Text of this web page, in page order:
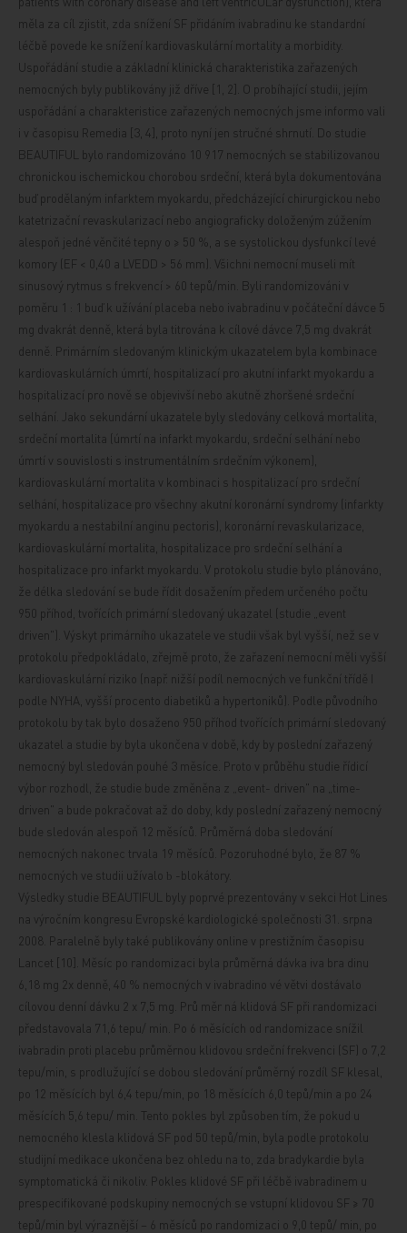
měla za cíl zjistit, zda snížení SF přidáním ivabradinu ke standardní
léčbě povede ke snížení kardiovaskulární mortality a morbidity.
Uspořádání studie a základní klinická charakteristika zařazených
nemocných byly publikovány již dříve [1, 2]. O probíhající studii, jejím
uspořádání a charakteristice zařazených nemocných jsme informo vali
i v časopisu Remedia [3, 4], proto nyní jen stručné shrnutí. Do studie
BEAUTIFUL bylo randomizováno 10 917 nemocných se stabilizovanou
chronickou ischemickou chorobou srdeční, která byla dokumentována
buď prodělaným infarktem myokardu, předcházející chirurgickou nebo
katetrizační revaskularizací nebo angiograficky doloženým zúžením
alespoň jedné věnčité tepny o ≥ 50 %, a se systolickou dysfunkcí levé
komory (EF < 0,40 a LVEDD > 56 mm). Všichni nemocní museli mít
sinusový rytmus s frekvencí > 60 tepů/min. Byli randomizováni v
poměru 1 : 1 buď k užívání placeba nebo ivabradinu v počáteční dávce 5
mg dvakrát denně, která byla titrována k cílové dávce 7,5 mg dvakrát
denně. Primárním sledovaným klinickým ukazatelem byla kombinace
kardiovaskulárních úmrtí, hospitalizací pro akutní infarkt myokardu a
hospitalizací pro nově se objevivší nebo akutně zhoršené srdeční
selhání. Jako sekundární ukazatele byly sledovány celková mortalita,
srdeční mortalita (úmrtí na infarkt myokardu, srdeční selhání nebo
úmrtí v souvislosti s instrumentálním srdečním výkonem),
kardiovaskulární mortalita v kombinaci s hospitalizací pro srdeční
selhání, hospitalizace pro všechny akutní koronární syndromy (infarkty
myokardu a nestabilní anginu pectoris), koronární revaskularizace,
kardiovaskulární mortalita, hospitalizace pro srdeční selhání a
hospitalizace pro infarkt myokardu. V protokolu studie bylo plánováno,
že délka sledování se bude řídit dosažením předem určeného počtu
950 příhod, tvořících primární sledovaný ukazatel (studie „event
driven"). Výskyt primárního ukazatele ve studii však byl vyšší, než se v
protokolu předpokládalo, zřejmě proto, že zařazení nemocní měli vyšší
kardiovaskulární riziko (např. nižší podíl nemocných ve funkční třídě I
podle NYHA, vyšší procento diabetiků a hypertoniků). Podle původního
protokolu by tak bylo dosaženo 950 příhod tvořících primární sledovaný
ukazatel a studie by byla ukončena v době, kdy by poslední zařazený
nemocný byl sledován pouhé 3 měsíce. Proto v průběhu studie řídicí
výbor rozhodl, že studie bude změněna z „event- driven" na „time-
driven" a bude pokračovat až do doby, kdy poslední zařazený nemocný
bude sledován alespoň 12 měsíců. Průměrná doba sledování
nemocných nakonec trvala 19 měsíců. Pozoruhodné bylo, že 87 %
nemocných ve studii užívalo b -blokátory.
Výsledky studie BEAUTIFUL byly poprvé prezentovány v sekci Hot Lines
na výročním kongresu Evropské kardiologické společnosti 31. srpna
2008. Paralelně byly také publikovány online v prestižním časopisu
Lancet [10]. Měsíc po randomizaci byla průměrná dávka iva bra dinu
6,18 mg 2x denně, 40 % nemocných v ivabradino vé větvi dostávalo
cílovou denní dávku 2 x 7,5 mg. Prů měr ná klidová SF při randomizaci
představovala 71,6 tepu/ min. Po 6 měsících od randomizace snížil
ivabradin proti placebu průměrnou klidovou srdeční frekvenci (SF) o 7,2
tepu/min, s prodlužující se dobou sledování průměrný rozdíl SF klesal,
po 12 měsících byl 6,4 tepu/min, po 18 měsících 6,0 tepů/min a po 24
měsících 5,6 tepu/ min. Tento pokles byl způsoben tím, že pokud u
nemocného klesla klidová SF pod 50 tepů/min, byla podle protokolu
studijní medikace ukončena bez ohledu na to, zda bradykardie byla
symptomatická či nikoliv. Pokles klidové SF při léčbě ivabradinem u
prespecifikované podskupiny nemocných se vstupní klidovou SF ≥ 70
tepů/min byl výraznější – 6 měsíců po randomizaci o 9,0 tepů/ min, po